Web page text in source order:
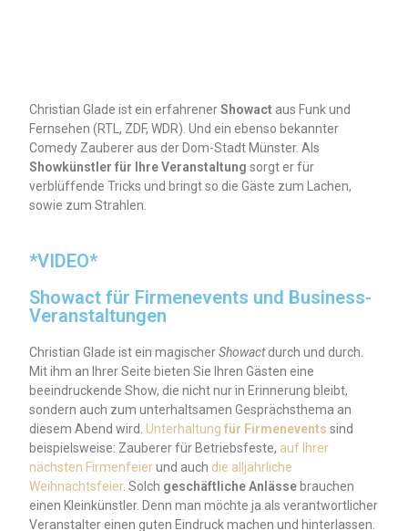
Christian Glade ist ein erfahrenerShowact aus Funk und
Fernsehen (RTL, ZDF, WDR). Und ein ebenso bekannter
Comedy Zauberer aus der Dom-Stadt Münster. Als
Showkünstler für Ihre Veranstaltung sorgt er für
verblüffende Tricks und bringt so die Gäste zum Lachen,
sowie zum Strahlen.
*VIDEO*
Showact für Firmenevents und Business-
Veranstaltungen
Christian Glade ist ein magischerShowactdurch und durch.
Mit ihm an Ihrer Seite bieten Sie Ihren Gästen eine
beeindruckende Show, die nicht nur in Erinnerung bleibt,
sondern auch zum unterhaltsamen Gesprächsthema an
diesem Abend wird.Unterhaltung für Firmenevents sind
beispielsweise: Zauberer für Betriebsfeste, auf Ihrer
nächsten Firmenfeierund auch die alljährliche
Weihnachtsfeier. Solch geschäftliche Anlässe brauchen
einen Kleinkünstler. Denn man möchte ja als verantwortlicher
Veranstalter einen guten Eindruck machen und hinterlassen.